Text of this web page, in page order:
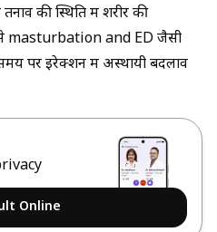
की स्थिति में शरीर की
masturbation and ED जैसी
पर इरेक्शन में अस्थायी बदलाव
Online